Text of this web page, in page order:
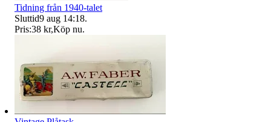
Tidning från 1940-talet
Sluttid9 aug 14:18.
Pris:38 kr,Köp nu.